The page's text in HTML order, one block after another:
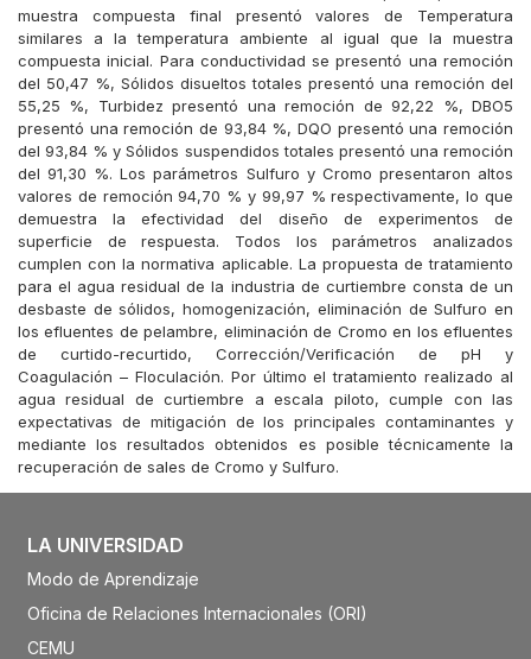
muestra compuesta final presentó valores de Temperatura
similares a la temperatura ambiente al igual que la muestra
compuesta inicial. Para conductividad se presentó una remoción
del 50,47 %, Sólidos disueltos totales presentó una remoción del
55,25 %, Turbidez presentó una remoción de 92,22 %, DBO5
presentó una remoción de 93,84 %, DQO presentó una remoción
del 93,84 % y Sólidos suspendidos totales presentó una remoción
del 91,30 %. Los parámetros Sulfuro y Cromo presentaron altos
valores de remoción 94,70 % y 99,97 % respectivamente, lo que
demuestra la efectividad del diseño de experimentos de
superficie de respuesta. Todos los parámetros analizados
cumplen con la normativa aplicable. La propuesta de tratamiento
para el agua residual de la industria de curtiembre consta de un
desbaste de sólidos, homogenización, eliminación de Sulfuro en
los efluentes de pelambre, eliminación de Cromo en los efluentes
de curtido-recurtido, Corrección/Verificación de pH y
Coagulación – Floculación. Por último el tratamiento realizado al
agua residual de curtiembre a escala piloto, cumple con las
expectativas de mitigación de los principales contaminantes y
mediante los resultados obtenidos es posible técnicamente la
recuperación de sales de Cromo y Sulfuro.
LA UNIVERSIDAD
Modo de Aprendizaje
Oficina de Relaciones Internacionales (ORI)
CEMU